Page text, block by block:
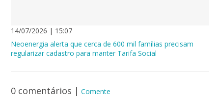
14/07/2026 | 15:07
Neoenergia alerta que cerca de 600 mil famílias precisam
regularizar cadastro para manter Tarifa Social
0 comentários | Comente